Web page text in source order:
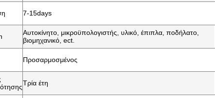
7-15days
Αυτοκίνητο, μικροϋπολογιστής, υλικό, έπιπλα, ποδήλατο,
βιομηχανικό, ect.
Προσαρμοσμένος
Τρία έτη